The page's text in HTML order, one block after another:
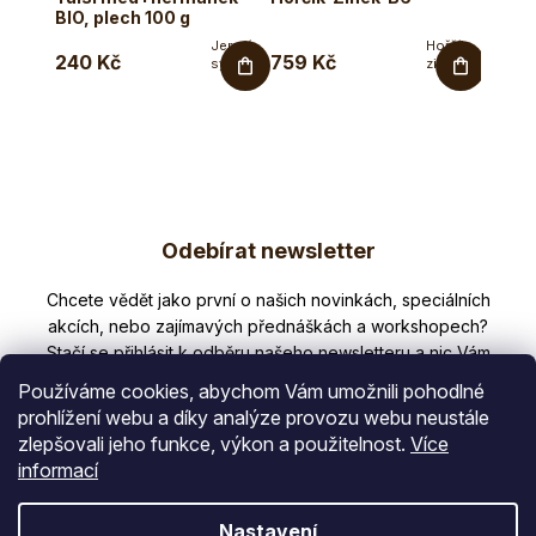
Používáme cookies, abychom Vám umožnili pohodlné
prohlížení webu a díky analýze provozu webu neustále
zlepšovali jeho funkce, výkon a použitelnost. Více
informací
Nastavení
BIO, plech 100 g
240 Kč
Jemná
sypká
bylinná
759 Kč
Hořčík,
zinek a
B6 v
a
Odebírat newsletter
Nezmeškejte žádné novinky či slevy!
E-mail
Vložením e-mailu souhlasíte s